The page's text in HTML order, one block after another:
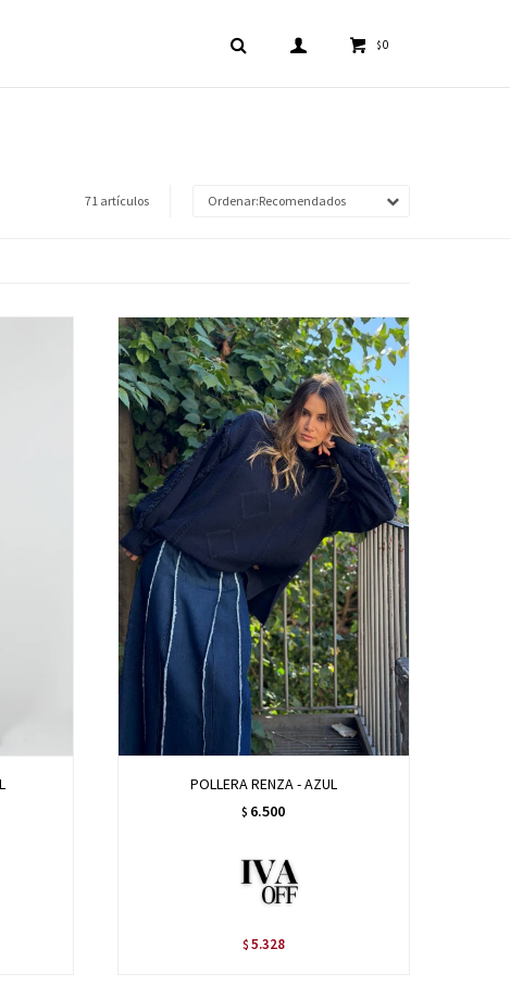
$0
71 artículos Recomendados
POLLERA RENZA - AZUL
$ 6.500
$ 5.328